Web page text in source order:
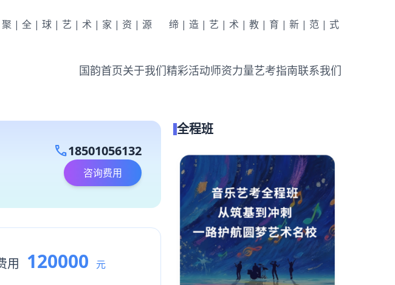
|全|球|艺|术|家|资|源 缔|造|艺|术|教|育|新|范|式
国韵首页关于我们精彩活动师资力量艺考指南联系我们
call18501056132
咨询费用
用 120000 元
全程班